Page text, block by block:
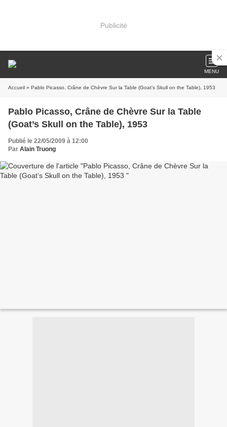
Publicité
MENU
Accueil » Pablo Picasso, Crâne de Chèvre Sur la Table (Goat’s Skull on the Table), 1953
Pablo Picasso, Crâne de Chèvre Sur la Table
(Goat’s Skull on the Table), 1953
Publié le 22/05/2009 à 12:00
Par Alain Truong